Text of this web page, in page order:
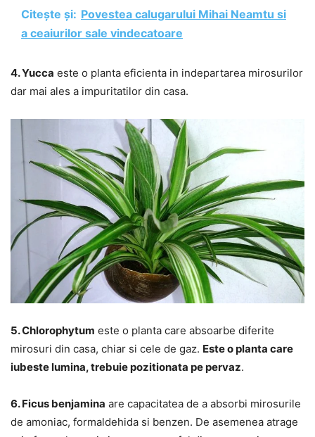
Citește și: Povestea calugarului Mihai Neamtu si
a ceaiurilor sale vindecatoare
4. Yucca este o planta eficienta in indepartarea mirosurilor
dar mai ales a impuritatilor din casa.
5. Chlorophytum este o planta care absoarbe diferite
mirosuri din casa, chiar si cele de gaz. Este o planta care
iubeste lumina, trebuie pozitionata pe pervaz.
6. Ficus benjamina are capacitatea de a absorbi mirosurile
de amoniac, formaldehida si benzen. De asemenea atrage